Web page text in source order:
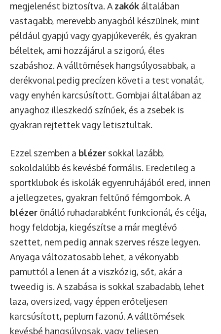
megjelenést biztosítva. A zakók általában
vastagabb, merevebb anyagból készülnek, mint
például gyapjú vagy gyapjúkeverék, és gyakran
béleltek, ami hozzájárul a szigorú, éles
szabáshoz. A válltömések hangsúlyosabbak, a
derékvonal pedig precízen követi a test vonalát,
vagy enyhén karcsúsított. Gombjai általában az
anyaghoz illeszkedő színűek, és a zsebek is
gyakran rejtettek vagy letisztultak.
Ezzel szemben a blézer sokkal lazább,
sokoldalúbb és kevésbé formális. Eredetileg a
sportklubok és iskolák egyenruhájából ered, innen
a jellegzetes, gyakran feltűnő fémgombok. A
blézer önálló ruhadarabként funkcionál, és célja,
hogy feldobja, kiegészítse a már meglévő
szettet, nem pedig annak szerves része legyen.
Anyaga változatosabb lehet, a vékonyabb
pamuttól a lenen át a viszkózig, sőt, akár a
tweedig is. A szabása is sokkal szabadabb, lehet
laza, oversized, vagy éppen erőteljesen
karcsúsított, peplum fazonú. A válltömések
kevésbé hangsúlyosak, vagy teljesen